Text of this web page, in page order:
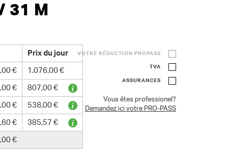
31 M
Prix du jour
€ 1.076,00 €
€ 807,00 €
€ 538,00 €
€ 385,57 €
€
VOTRE RÉDUCTION PROPASS
TVA
ASSURANCES
Vous êtes professionel?
Demandez ici votre PRO-PASS